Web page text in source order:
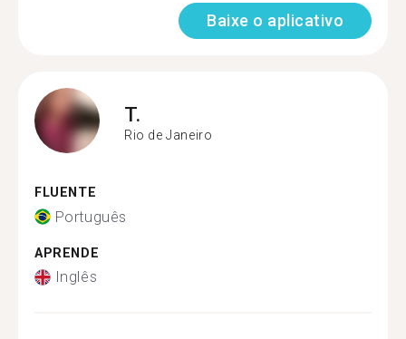
Baixe o aplicativo
T.
Rio de Janeiro
FLUENTE
Português
APRENDE
Inglês